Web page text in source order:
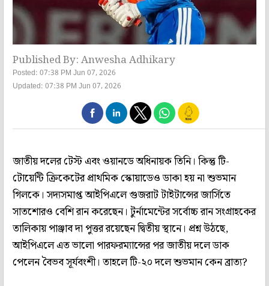
Published By: Anwesha Adhikary
Posted: 07:38 PM Jun 07, 2026
Updated: 07:38 PM Jun 07, 2026
জাতীয় দলের টেস্ট এবং ওয়ানডে অধিনায়ক তিনি। কিন্তু টি-
টোয়েন্টি ক্রিকেটের প্রাথমিক স্কোয়াডেও ডাকা হয় না শুভমান
গিলকে। সদ্যসমাপ্ত আইপিএলে গুজরাট টাইটান্সের জার্সিতে
সাতশোরও বেশি রান করেছেন। টুর্নামেন্টের সর্বোচ্চ রান সংগ্রাহকের
তালিকায় পাঞ্জাব দা পুত্তর রয়েছেন দ্বিতীয় স্থানে। প্রশ্ন উঠছে,
আইপিএলে এত ভালো পারফরম্যান্সের পর জাতীয় দলে ডাক
পেলেন বৈভব সূর্যবংশী। তাহলে টি-২০ দলে শুভমান কেন ব্রাত্য?